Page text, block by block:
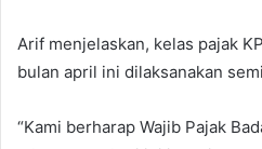
Arif menjelaskan, kelas pajak
bulan april ini dilaksanakan
“Kami berharap Wajib Pajak